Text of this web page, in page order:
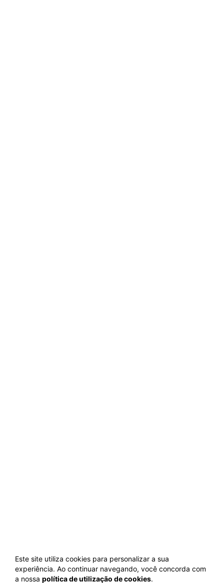
Este site utiliza cookies para personalizar a sua
experiência. Ao continuar navegando, você concorda com
a nossa política de utilização de cookies.